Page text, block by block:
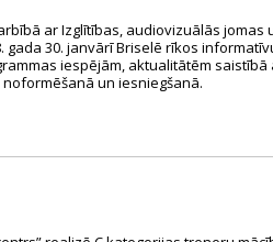
ar Izglītības, audiovizuālās jomas
gada 30. janvārī Briselē rīkos
iespējām, aktualitātēm saistībā
un iesniegšanā.